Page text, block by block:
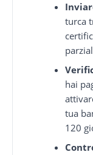
turca
hai
tua
120